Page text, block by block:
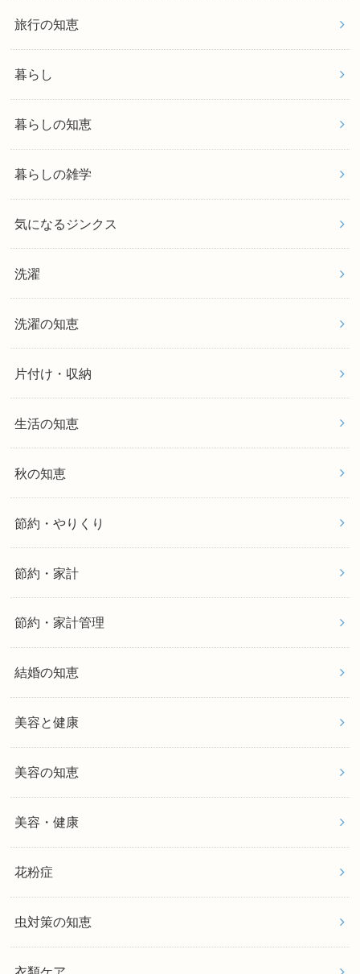
旅行の知恵
暮らし
暮らしの知恵
暮らしの雑学
気になるジンクス
洗濯
洗濯の知恵
片付け・収納
生活の知恵
秋の知恵
節約・やりくり
節約・家計
節約・家計管理
結婚の知恵
美容と健康
美容の知恵
美容・健康
花粉症
虫対策の知恵